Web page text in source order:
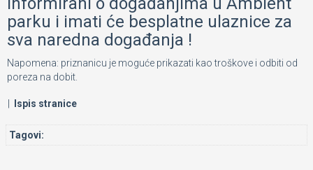
parku i imati će besplatne ulaznice za
sva naredna događanja !
Napomena: priznanicu je moguće prikazati kao troškove i odbiti od
poreza na dobit.
Ispis stranice
Tagovi: